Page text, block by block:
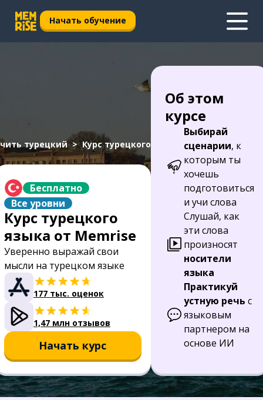
Начать обучение
турецкий Курс турецкого
Бесплатно
Все уровни
Курс турецкого
языка от Memrise
Уверенно выражай свои
мысли на турецком языке
177 тыс. оценок
1,47 млн отзывов
Начать курс
Об этом
курсе
Выбирай
сценарии, к
которым ты
хочешь
подготовиться
и учи слова
Слушай, как
эти слова
произносят
носители
языка
Практикуй
устную речь с
языковым
партнером на
основе ИИ